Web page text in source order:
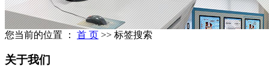
您当前的位置 ： 首 页 >> 标签搜索
关于我们